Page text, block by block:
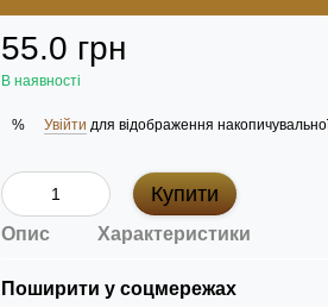
55.0 грн
В наявності
% Увійти для відображення
Купити
Опис Характеристики
Поширити у соцмережах